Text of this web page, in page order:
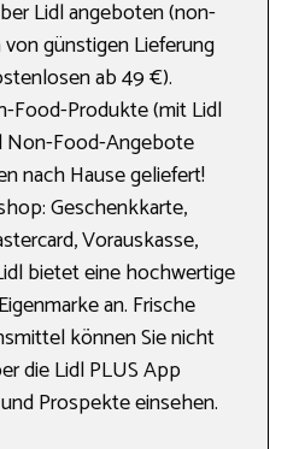
Lidl angeboten (non-
günstigen Lieferung
ab 49 €).
Food-Produkte (mit Lidl
Non-Food-Angebote
nach Hause geliefert!
Geschenkkarte,
Vorauskasse,
bietet eine hochwertige
an. Frische
können Sie nicht
die Lidl PLUS App
Prospekte einsehen.